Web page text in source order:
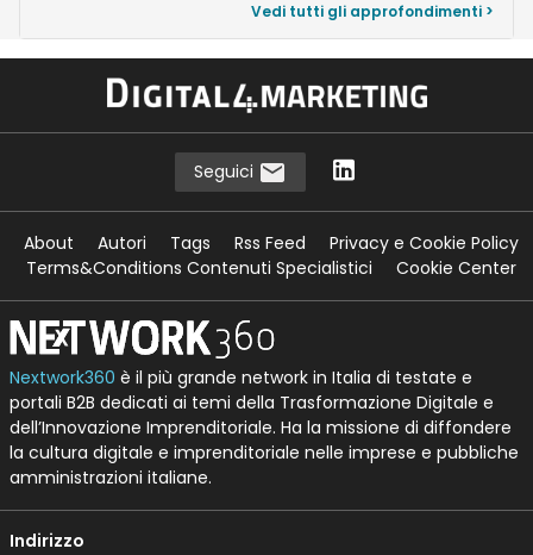
Vedi tutti gli approfondimenti >
Seguici
About Autori Tags Rss Feed
Privacy e Cookie Policy
Terms&Conditions Contenuti Specialistici
Cookie Center
Nextwork360 è il più grande network in Italia di testate e
portali B2B dedicati ai temi della Trasformazione Digitale e
dell’Innovazione Imprenditoriale. Ha la missione di diffondere
la cultura digitale e imprenditoriale nelle imprese e pubbliche
amministrazioni italiane.
Indirizzo